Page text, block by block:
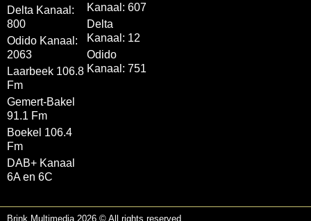
Delta Kanaal:
800
Odido Kanaal:
2063
Laarbeek 106.8
Fm
Gemert-Bakel
91.1 Fm
Boekel 106.4
Fm
DAB+ Kanaal
6A en 6C
Kanaal: 607
Delta
Kanaal: 12
Odido
Kanaal: 751
Brink Multimedia 2026 © All rights reserved